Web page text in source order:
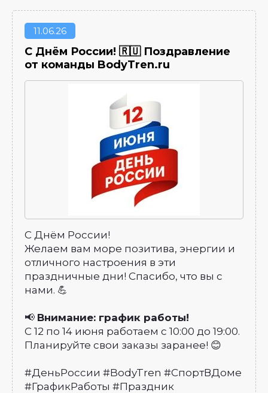
11 06.26
С Днём России! 🇷🇺 Поздравление
от команды BodyTren.ru
С Днём России!
Желаем вам море позитива, энергии и
отличного настроения в эти
праздничные дни! Спасибо, что вы с
нами. 💪
📢 Внимание: график работы!
С 12 по 14 июня работаем с 10:00 до 19:00.
Планируйте свои заказы заранее! 😊
#ДеньРоссии #BodyTren #СпортВДоме
#ГрафикРаботы #Праздник